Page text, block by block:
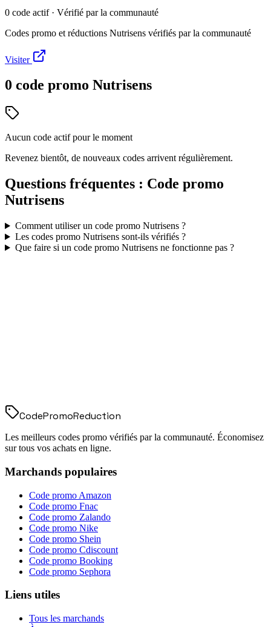
0 code actif· Vérifié par la communauté
Codes promo et réductions Nutrisens vérifiés par la communauté
Visiter
0 code promo Nutrisens
Aucun code actif pour le moment
Revenez bientôt, de nouveaux codes arrivent régulièrement.
Questions fréquentes : Code promo
Nutrisens
Comment utiliser un code promo Nutrisens?
Les codes promo Nutrisenssont-ils vérifiés ?
Que faire si un code promo Nutrisensne fonctionne pas ?
CodePromoReduction
Les meilleurs codes promo vérifiés par la communauté. Économisez
sur tous vos achats en ligne.
Marchands populaires
Code promo Amazon
Code promo Fnac
Code promo Zalando
Code promo Nike
Code promo Shein
Code promo Cdiscount
Code promo Booking
Code promo Sephora
Liens utiles
Tous les marchands